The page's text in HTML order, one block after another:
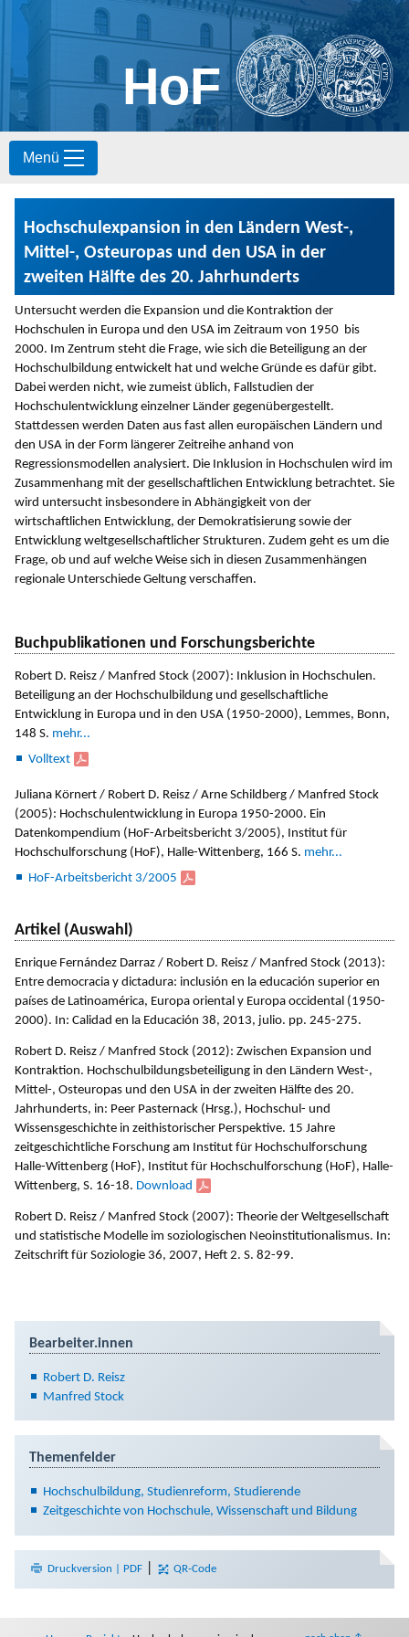
HoF
Menü
Hochschulexpansion in den Ländern West-,
Mittel-, Osteuropas und den USA in der
zweiten Hälfte des 20. Jahrhunderts
Untersucht werden die Expansion und die Kontraktion der
Hochschulen in Europa und den USA im Zeitraum von 1950 bis
2000. Im Zentrum steht die Frage, wie sich die Beteiligung an der
Hochschulbildung entwickelt hat und welche Gründe es dafür gibt.
Dabei werden nicht, wie zumeist üblich, Fallstudien der
Hochschulentwicklung einzelner Länder gegenübergestellt.
Stattdessen werden Daten aus fast allen europäischen Ländern und
den USA in der Form längerer Zeitreihe anhand von
Regressionsmodellen analysiert. Die Inklusion in Hochschulen wird im
Zusammenhang mit der gesellschaftlichen Entwicklung betrachtet. Sie
wird untersucht insbesondere in Abhängigkeit von der
wirtschaftlichen Entwicklung, der Demokratisierung sowie der
Entwicklung weltgesellschaftlicher Strukturen. Zudem geht es um die
Frage, ob und auf welche Weise sich in diesen Zusammenhängen
regionale Unterschiede Geltung verschaffen.
Buchpublikationen und Forschungsberichte
Robert D. Reisz / Manfred Stock (2007): Inklusion in Hochschulen.
Beteiligung an der Hochschulbildung und gesellschaftliche
Entwicklung in Europa und in den USA (1950-2000), Lemmes, Bonn,
148 S. mehr...
Volltext
Juliana Körnert / Robert D. Reisz / Arne Schildberg / Manfred Stock
(2005): Hochschulentwicklung in Europa 1950-2000. Ein
Datenkompendium (HoF-Arbeitsbericht 3/2005), Institut für
Hochschulforschung (HoF), Halle-Wittenberg, 166 S. mehr...
HoF-Arbeitsbericht 3/2005
Artikel (Auswahl)
Enrique Fernández Darraz / Robert D. Reisz / Manfred Stock (2013):
Entre democracia y dictadura: inclusión en la educación superior en
países de Latinoamérica, Europa oriental y Europa occidental (1950-
2000). In: Calidad en la Educación 38, 2013, julio. pp. 245-275.
Robert D. Reisz / Manfred Stock (2012): Zwischen Expansion und
Kontraktion. Hochschulbildungsbeteiligung in den Ländern West-,
Mittel-, Osteuropas und den USA in der zweiten Hälfte des 20.
Jahrhunderts, in: Peer Pasternack (Hrsg.), Hoch­schul- und
Wissensgeschichte in zeithi­s­torischer Perspektive. 15 Jahre
zeitgeschichtliche Forschung am Institut für Hochschulforschung
Halle-Wittenberg (HoF), Institut für Hochschulforschung (HoF), Halle-
Wittenberg, S. 16-18. Download
Robert D. Reisz / Manfred Stock (2007): Theorie der Weltgesellschaft
und statistische Modelle im soziologischen Neoinstitutionalismus. In:
Zeitschrift für Soziologie 36, 2007, Heft 2. S. 82-99.
Bearbeiter.innen
Robert D. Reisz
Manfred Stock
Themenfelder
Hochschulbildung, Studienreform, Studierende
Zeitgeschichte von Hochschule, Wissenschaft und Bildung
Druckversion | PDF QR-Code